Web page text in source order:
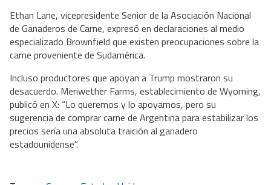
Ethan Lane, vicepresidente Senior de la Asociación Nacional
de Ganaderos de Carne, expresó en declaraciones al medio
especializado Brownfield que existen preocupaciones sobre la
carne proveniente de Sudamérica.
Incluso productores que apoyan a Trump mostraron su
desacuerdo. Meriwether Farms, establecimiento de Wyoming,
publicó en X: “Lo queremos y lo apoyamos, pero su
sugerencia de comprar carne de Argentina para estabilizar los
precios sería una absoluta traición al ganadero
estadounidense”.